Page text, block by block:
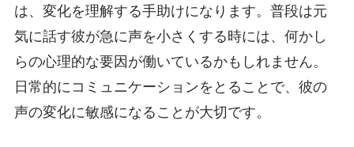
は、変化を理解する手助けになります。普段は元
気に話す彼が急に声を小さくする時には、何かし
らの心理的な要因が働いているかもしれません。
日常的にコミュニケーションをとることで、彼の
声の変化に敏感になることが大切です。